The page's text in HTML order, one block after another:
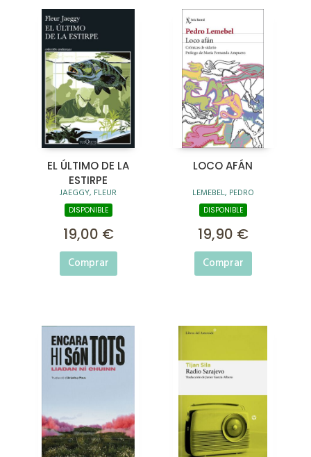
EL ÚLTIMO DE LA
ESTIRPE
JAEGGY, FLEUR
DISPONIBLE
19,00 €
Comprar
LOCO AFÁN
LEMEBEL, PEDRO
DISPONIBLE
19,90 €
Comprar